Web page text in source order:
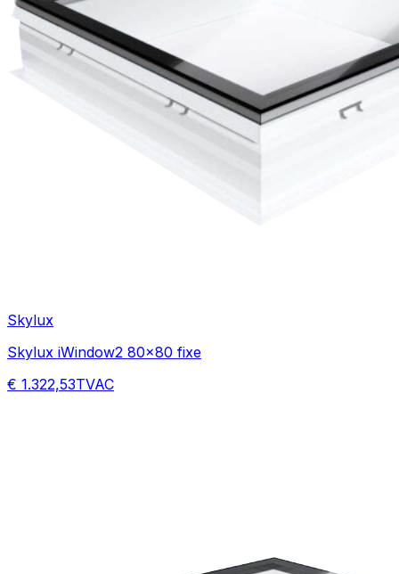
Skylux
Skylux iWindow2 80x80 fixe
€ 1.322,53TVAC